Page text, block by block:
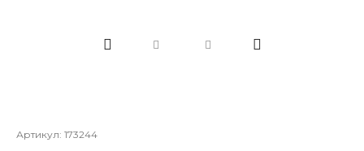
Артикул: 173244